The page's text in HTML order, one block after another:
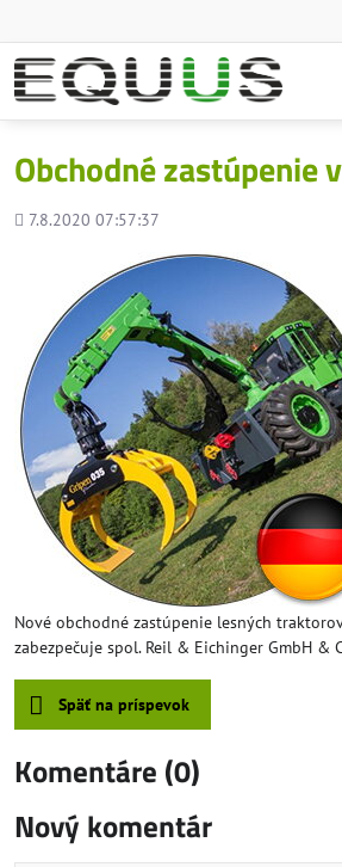
Obchodné zastúpenie
Pridané
7.8.2020 07:57:37
Nové obchodné zastúpenie lesných
zabezpečuje spol. Reil & Eichinger GmbH &
Späť na príspevok
Komentáre (0)
Nový komentár